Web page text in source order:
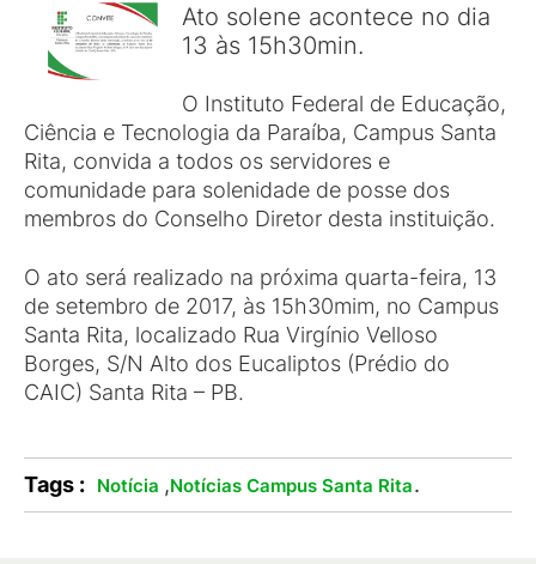
Ato solene acontece no dia
13 às 15h30min.
O Instituto Federal de Educação,
Ciência e Tecnologia da Paraíba, Campus Santa
Rita, convida a todos os servidores e
comunidade para solenidade de posse dos
membros do Conselho Diretor desta instituição.
O ato será realizado na próxima quarta-feira, 13
de setembro de 2017, às 15h30mim, no Campus
Santa Rita, localizado Rua Virgínio Velloso
Borges, S/N Alto dos Eucaliptos (Prédio do
CAIC) Santa Rita – PB.
Tags : Notícia ,Notícias Campus Santa Rita.